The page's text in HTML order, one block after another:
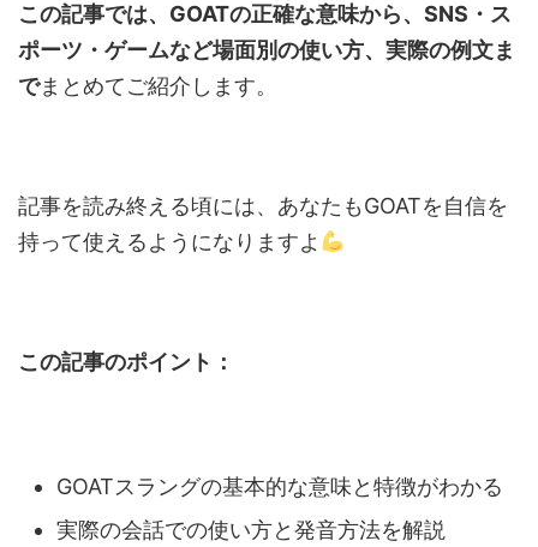
この記事では、GOATの正確な意味から、SNS・ス
ポーツ・ゲームなど場面別の使い方、実際の例文ま
でまとめてご紹介します。
記事を読み終える頃には、あなたもGOATを自信を
持って使えるようになりますよ
この記事のポイント：
GOATスラングの基本的な意味と特徴がわかる
実際の会話での使い方と発音方法を解説